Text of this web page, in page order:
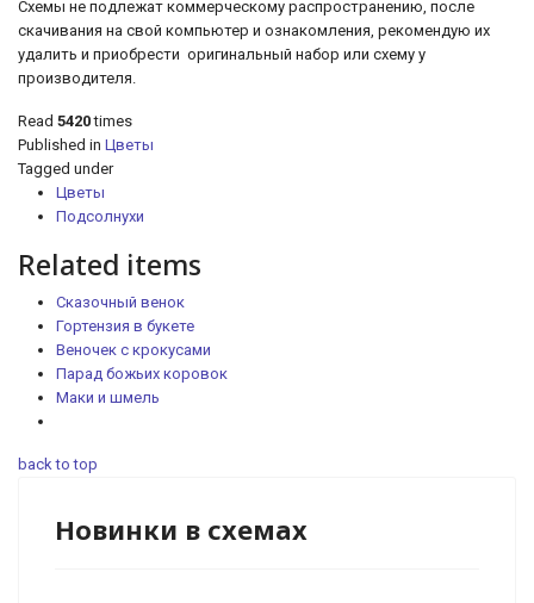
Схемы не подлежат коммерческому распространению, после
скачивания на свой компьютер и ознакомления, рекомендую их
удалить и приобрести оригинальный набор или схему у
производителя.
Read 5420times
Published in Цветы
Tagged under
Цветы
Подсолнухи
Related items
Сказочный венок
Гортензия в букете
Веночек с крокусами
Парад божьих коровок
Маки и шмель
back to top
Новинки в схемах